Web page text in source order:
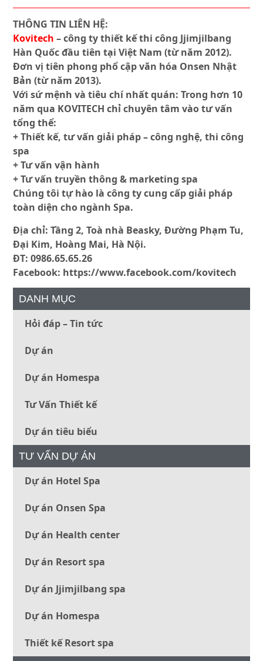
THÔNG TIN LIÊN HỆ:
Kovitech – công ty thiết kế thi công Jjimjilbang
Hàn Quốc đầu tiên tại Việt Nam (từ năm 2012).
Đơn vị tiên phong phổ cập văn hóa Onsen Nhật
Bản (từ năm 2013).
Với sứ mệnh và tiêu chí nhất quán: Trong hơn 10
năm qua KOVITECH chỉ chuyên tâm vào tư vấn
tổng thể:
+ Thiết kế, tư vấn giải pháp – công nghệ, thi công
spa
+ Tư vấn vận hành
+ Tư vấn truyền thông & marketing spa
Chúng tôi tự hào là công ty cung cấp giải pháp
toàn diện cho ngành Spa.
Địa chỉ: Tầng 2, Toà nhà Beasky, Đường Phạm Tu,
Đại Kim, Hoàng Mai, Hà Nội.
ĐT: 0986.65.65.26
Facebook: https://www.facebook.com/kovitech
DANH MỤC
Hỏi đáp – Tin tức
Dự án
Dự án Homespa
Tư Vấn Thiết kế
Dự án tiêu biểu
TƯ VẤN DỰ ÁN
Dự án Hotel Spa
Dự án Onsen Spa
Dự án Health center
Dự án Resort spa
Dự án Jjimjilbang spa
Dự án Homespa
Thiết kế Resort spa